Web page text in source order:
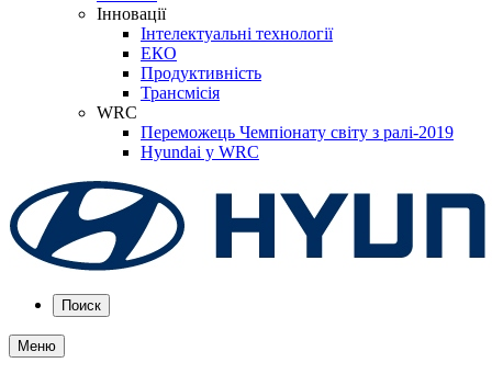
Інновації
Інтелектуальні технології
ЕКО
Продуктивність
Трансмісія
WRC
Переможець Чемпіонату світу з ралі-2019
Hyundai у WRC
Поиск
Меню